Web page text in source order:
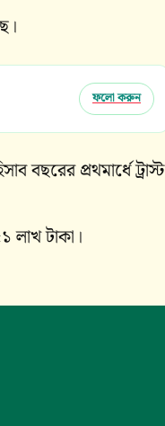
ফলো করুন
বছরের প্রথমার্ধে ট্রাস্ট
লাখ টাকা।